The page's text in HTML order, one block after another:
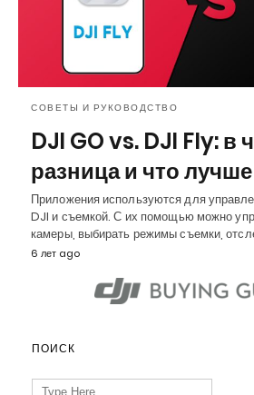
СОВЕТЫ И РУКОВОДСТВО
DJI GO vs. DJI Fly: в
разница и что лучше
Приложения используются для
DJI и съемкой. С их помощью можно
камеры, выбирать режимы съемки,
6 лет ago
ПОИСК
Search